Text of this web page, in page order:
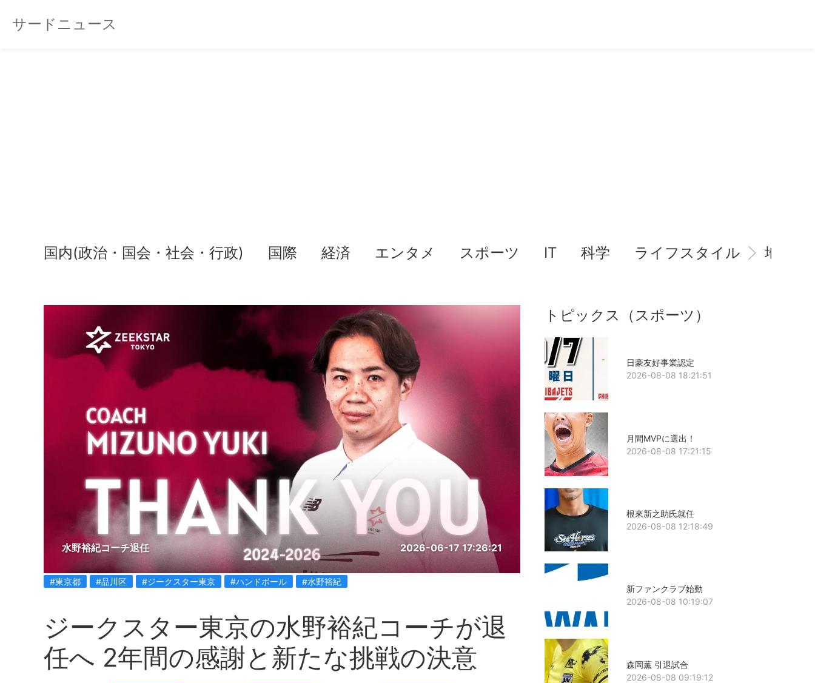
サードニュース
国内(政治・国会・社会・行政) 国際 経済 エンタメ スポーツ IT 科学 ライフスタイル 地域情
水野裕紀コーチ退任 2026-06-17 17:26:21
#東京都 #品川区 #ジークスター東京 #ハンドボール #水野裕紀
ジークスター東京の水野裕紀コーチが退
任へ 2年間の感謝と新たな挑戦の決意
トピックス（スポーツ）
日豪友好事業認定
2026-08-08 18:21:51
月間MVPに選出！
2026-08-08 17:21:15
根來新之助氏就任
2026-08-08 12:18:49
新ファンクラブ始動
2026-08-08 10:19:07
森岡薫 引退試合
2026-08-08 09:19:12